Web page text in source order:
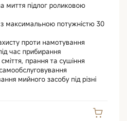
миття підлог роликовою
максимальною потужністю 30
проти намотування
час прибирання
прання та сушіння
мийного засобу під різні